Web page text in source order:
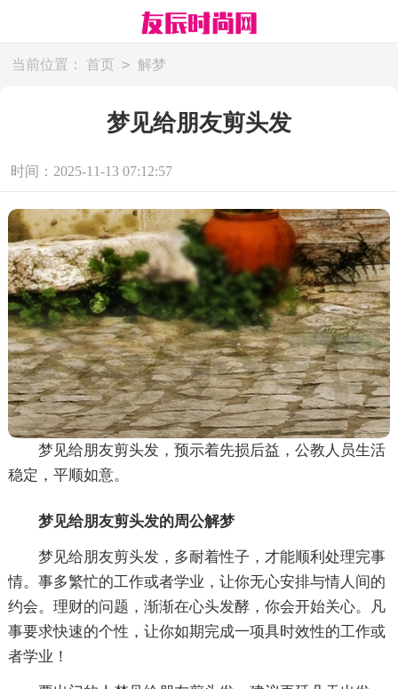
当前位置： 首页 > 解梦
梦见给朋友剪头发
时间：2025-11-13 07:12:57
梦见给朋友剪头发，预示着先损后益，公教人员生活
稳定，平顺如意。
梦见给朋友剪头发的周公解梦
梦见给朋友剪头发，多耐着性子，才能顺利处理完事
情。事多繁忙的工作或者学业，让你无心安排与情人间的
约会。理财的问题，渐渐在心头发酵，你会开始关心。凡
事要求快速的个性，让你如期完成一项具时效性的工作或
者学业！